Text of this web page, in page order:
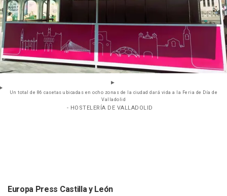
Un total de 86 casetas ubicadas en ocho zonas de la ciudad dará vida a la Feria de Día de
Valladolid
- HOSTELERÍA DE VALLADOLID
Europa Press Castilla y León